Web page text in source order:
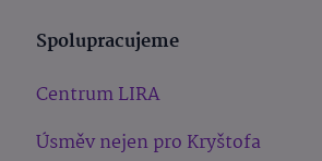
Spolupracujeme
Centrum LIRA
Úsměv nejen pro Kryštofa